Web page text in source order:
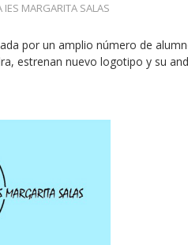
IES MARGARITA SALAS
por un amplio número de
estrenan nuevo logotipo y su